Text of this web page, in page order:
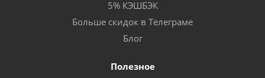
5% КЭШБЭК
Больше скидок в Телеграме
Блог
Полезное